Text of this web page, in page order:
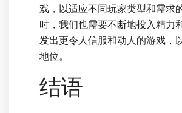
戏，以适应不同玩家类型和需求
时，我们也需要不断地投入精力
发出更令人信服和动人的游戏，
地位。
结语